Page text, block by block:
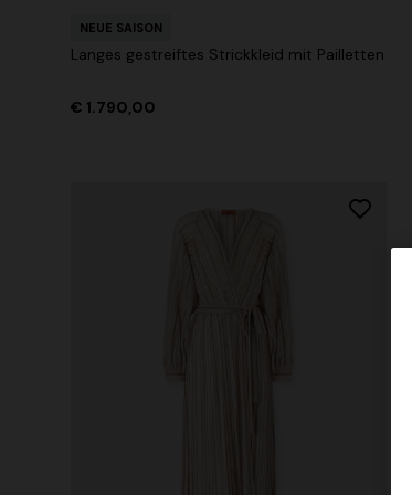
NEUE SAISON
Langes gestreiftes Strickkleid mit Pailletten
€ 1.790,00